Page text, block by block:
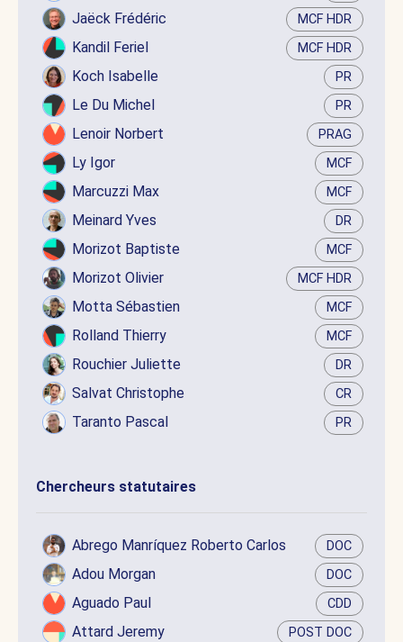
Jaëck Frédéric MCF HDR
Kandil Feriel MCF HDR
Koch Isabelle PR
Le Du Michel PR
Lenoir Norbert PRAG
Ly Igor MCF
Marcuzzi Max MCF
Meinard Yves DR
Morizot Baptiste MCF
Morizot Olivier MCF HDR
Motta Sébastien MCF
Rolland Thierry MCF
Rouchier Juliette DR
Salvat Christophe CR
Taranto Pascal PR
Chercheurs statutaires
Abrego Manríquez Roberto Carlos DOC
Adou Morgan DOC
Aguado Paul CDD
Attard Jeremy POST DOC